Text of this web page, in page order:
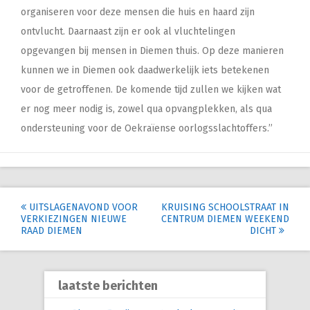
organiseren voor deze mensen die huis en haard zijn
ontvlucht. Daarnaast zijn er ook al vluchtelingen
opgevangen bij mensen in Diemen thuis. Op deze manieren
kunnen we in Diemen ook daadwerkelijk iets betekenen
voor de getroffenen. De komende tijd zullen we kijken wat
er nog meer nodig is, zowel qua opvangplekken, als qua
ondersteuning voor de Oekraïense oorlogsslachtoffers.’’
Post
navigation
UITSLAGENAVOND VOOR
VERKIEZINGEN NIEUWE
RAAD DIEMEN
KRUISING SCHOOLSTRAAT IN
CENTRUM DIEMEN WEEKEND
DICHT
laatste berichten